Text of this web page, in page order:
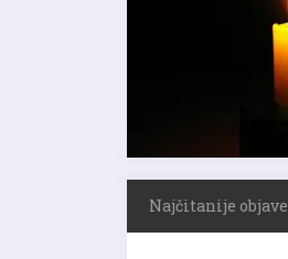
Najčitanije objave